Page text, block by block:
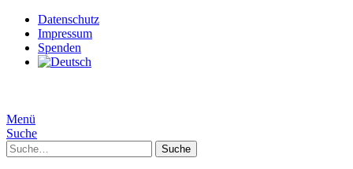
Datenschutz
Impressum
Spenden
Menü
Suche
Suche